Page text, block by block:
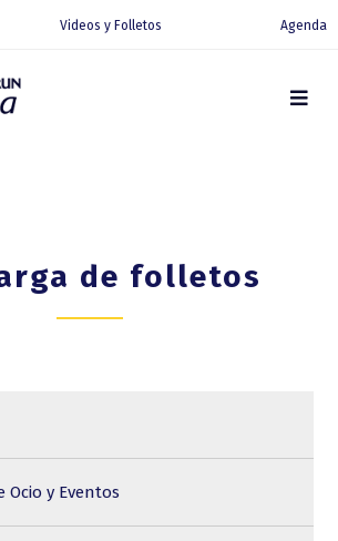
Videos y Folletos Agenda
de folletos
Ocio y Eventos